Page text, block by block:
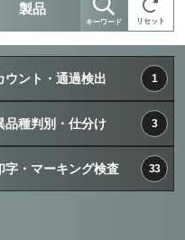
製品
キーワード リセット
ウント・通過検出 1
品種判別・仕分け 3
字・マーキング検査 33